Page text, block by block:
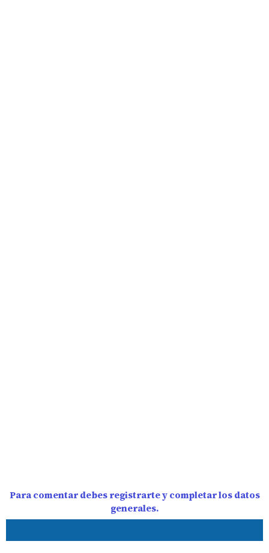
Para comentar debes registrarte y completar los datos
generales.